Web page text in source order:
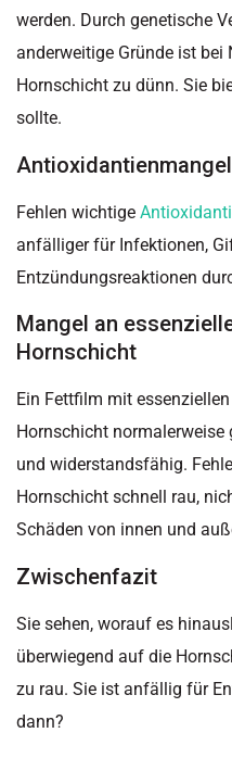
werden. Durch genetische
anderweitige Gründe ist bei
Hornschicht zu dünn. Sie
sollte.
Fehlen wichtige
anfälliger für Infektionen,
Entzündungsreaktionen
Mangel an
Hornschicht
Ein Fettfilm mit
Hornschicht
und widerstandsfähig.
Hornschicht schnell rau,
Schäden von innen und
Zwischenfazit
Sie sehen, worauf es
überwiegend auf die
zu rau. Sie ist anfällig für
dann?